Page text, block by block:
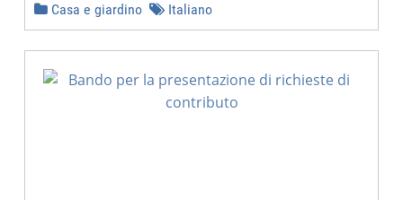
Casa e giardino Italiano